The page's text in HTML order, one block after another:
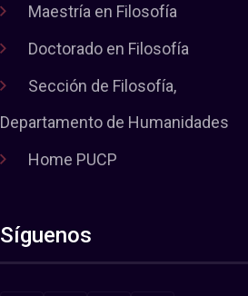
Maestría en Filosofía
Doctorado en Filosofía
Sección de Filosofía,
Departamento de Humanidades
Home PUCP
Síguenos